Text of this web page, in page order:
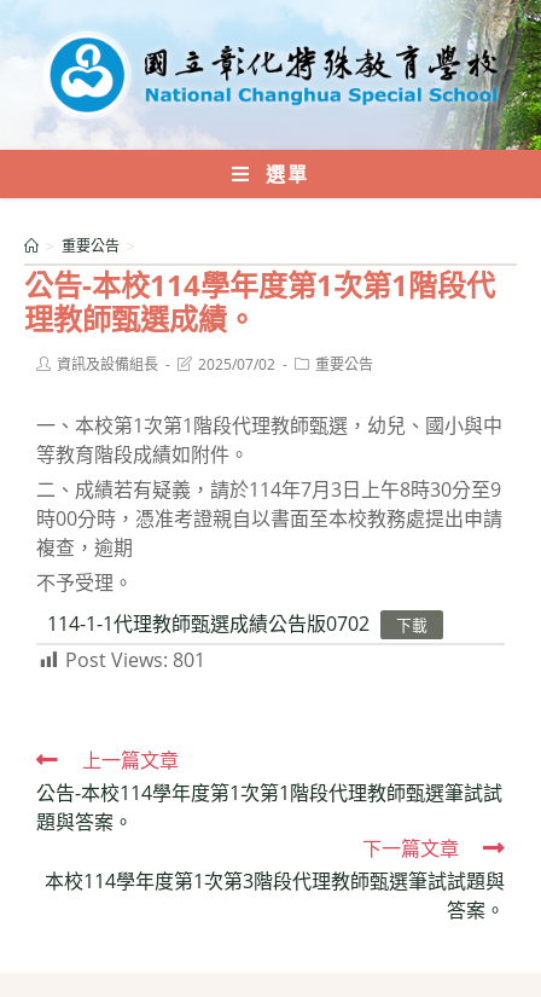
轉
內
選單
公告-本校114學年度第1次第1階段代
理教師甄選成績。
> 重要公告 >
Post資訊及設備組長
Post2025/07/02
Post重要公告
一、本校第1次第1階段代理教師甄選，幼兒、國小與中
等教育階段成績如附件。
二、成績若有疑義，請於114年7月3日上午8時30分至9
時00分時，憑准考證親自以書面至本校教務處提出申請
複查，逾期
不予受理。
114-1-1代理教師甄選成績公告版0702
下載
Post Views: 801
Read
more
articles
上一篇文章
公告-本校114學年度第1次第1階段代理教師甄選筆試試
題與答案。
下一篇文章
本校114學年度第1次第3階段代理教師甄選筆試試題與
答案。